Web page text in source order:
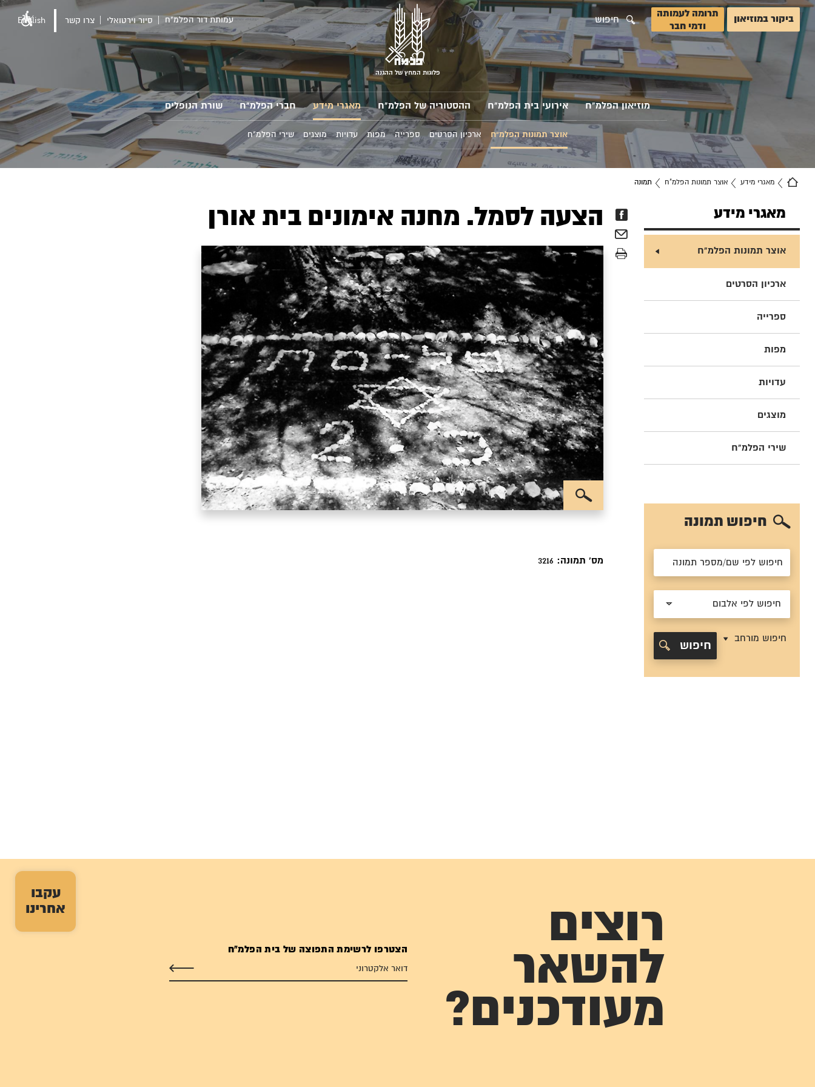
עקבו
אחרינו
ביקור במוזיאון
תרומה לעמותה
ודמי חבר
חיפוש
פלוגות המחץ של ההגנה
עמותת דור הפלמ"ח סיור וירטואלי צרו קשר English
מוזיאון הפלמ"ח אירועי בית הפלמ"ח ההסטוריה של הפלמ"ח מאגרי מידע חברי הפלמ"ח שורת הנופלים
אוצר תמונות הפלמ"ח ארכיון הסרטים ספרייה מפות עדויות מוצגים שירי הפלמ"ח
מאגרי מידע אוצר תמונות הפלמ"ח תמונה
מאגרי מידע
אוצר תמונות הפלמ"ח
ארכיון הסרטים
ספרייה
מפות
עדויות
מוצגים
שירי הפלמ"ח
חיפוש תמונה
חיפוש לפי אלבום
חיפוש מורחב
חיפוש
הצעה לסמל. מחנה אימונים בית אורן
מס' תמונה:
רוצים
להשאר
מעודכנים?
הצטרפו לרשימת התפוצה של בית הפלמ"ח